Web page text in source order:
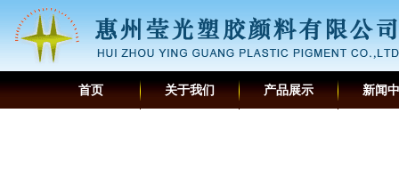
首页 关于我们 产品展示 新闻